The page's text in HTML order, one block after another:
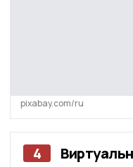
pixabay.com/ru
4